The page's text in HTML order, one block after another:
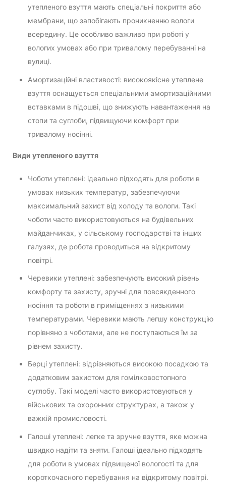
утепленого взуття мають спеціальні покриття або
мембрани, що запобігають проникненню вологи
всередину. Це особливо важливо при роботі у
вологих умовах або при тривалому перебуванні на
вулиці.
Амортизаційні властивості: високоякісне утеплене
взуття оснащується спеціальними амортизаційними
вставками в підошві, що знижують навантаження на
стопи та суглоби, підвищуючи комфорт при
тривалому носінні.
Види утепленого взуття
Чоботи утеплені: ідеально підходять для роботи в
умовах низьких температур, забезпечуючи
максимальний захист від холоду та вологи. Такі
чоботи часто використовуються на будівельних
майданчиках, у сільському господарстві та інших
галузях, де робота проводиться на відкритому
повітрі.
Черевики утеплені: забезпечують високий рівень
комфорту та захисту, зручні для повсякденного
носіння та роботи в приміщеннях з низькими
температурами. Черевики мають легшу конструкцію
порівняно з чоботами, але не поступаються їм за
рівнем захисту.
Берці утеплені: відрізняються високою посадкою та
додатковим захистом для гомілковостопного
суглобу. Такі моделі часто використовуються у
військових та охоронних структурах, а також у
важкій промисловості.
Галоші утеплені: легке та зручне взуття, яке можна
швидко надіти та зняти. Галоші ідеально підходять
для роботи в умовах підвищеної вологості та для
короткочасного перебування на відкритому повітрі.